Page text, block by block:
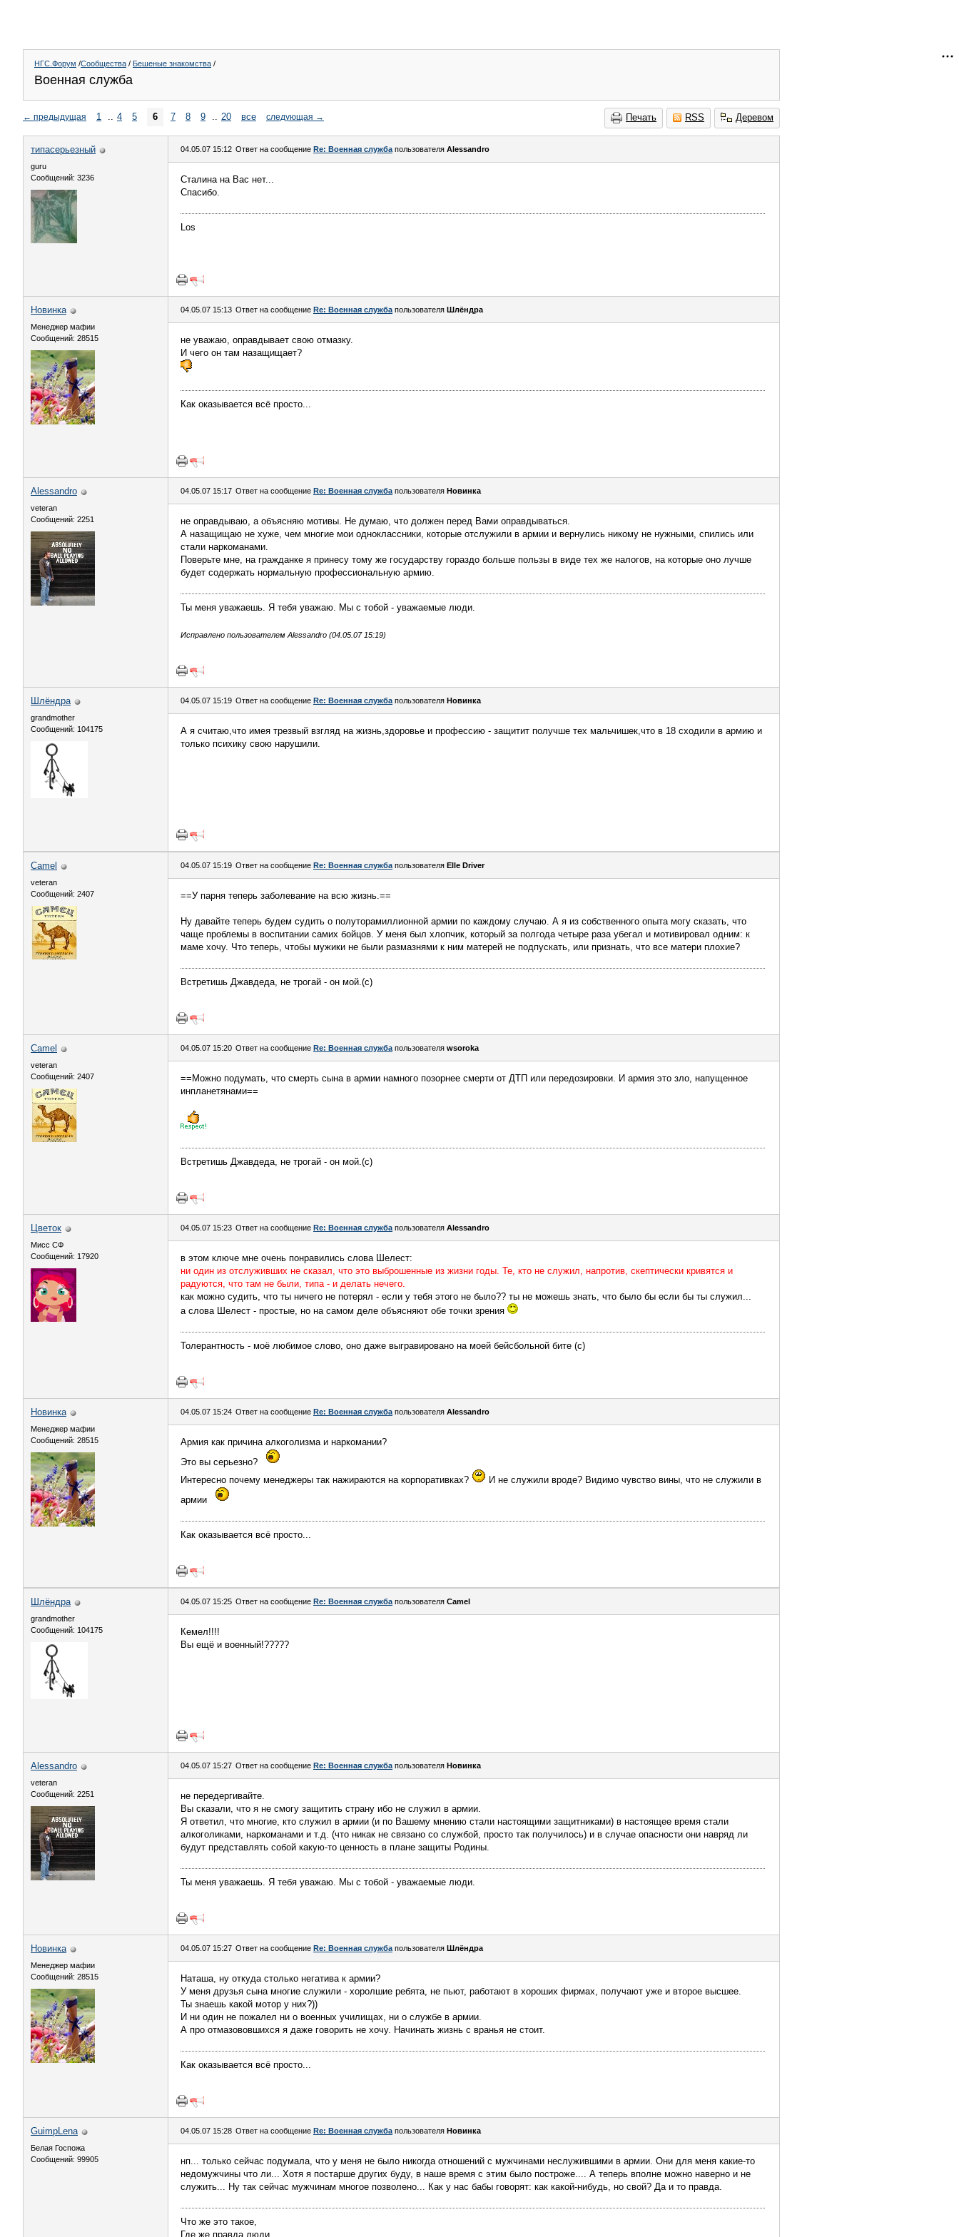
НГС.Форум /Сообщества / Бешеные знакомства /
Военная служба
Печать RSS Деревом
← предыдущая 1 .. 4 5 6 7 8 9 .. 20 все следующая →
типасерьезный
guru
Сообщений: 3236
04.05.07 15:12 Ответ на сообщение Re: Военная служба пользователя Alessandro
Сталина на Вас нет...
Спасибо.
Los
Новинка
Менеджер мафии
Сообщений: 28515
04.05.07 15:13 Ответ на сообщение Re: Военная служба пользователя Шлёндра
не уважаю, оправдывает свою отмазку.
И чего он там назащищает?
Как оказывается всё просто...
Alessandro
veteran
Сообщений: 2251
04.05.07 15:17 Ответ на сообщение Re: Военная служба пользователя Новинка
не оправдываю, а объясняю мотивы. Не думаю, что должен перед Вами оправдываться.
А назащищаю не хуже, чем многие мои одноклассники, которые отслужили в армии и вернулись никому не нужными, спились или
стали наркоманами.
Поверьте мне, на гражданке я принесу тому же государству гораздо больше пользы в виде тех же налогов, на которые оно лучше
будет содержать нормальную профессиональную армию.
Ты меня уважаешь. Я тебя уважаю. Мы с тобой - уважаемые люди.
Исправлено пользователем Alessandro (04.05.07 15:19)
Шлёндра
grandmother
Сообщений: 104175
04.05.07 15:19 Ответ на сообщение Re: Военная служба пользователя Новинка
А я считаю,что имея трезвый взгляд на жизнь,здоровье и профессию - защитит получше тех мальчишек,что в 18 сходили в армию и
только психику свою нарушили.
Camel
veteran
Сообщений: 2407
04.05.07 15:19 Ответ на сообщение Re: Военная служба пользователя Elle Driver
==У парня теперь заболевание на всю жизнь.==
Ну давайте теперь будем судить о полуторамиллионной армии по каждому случаю. А я из собственного опыта могу сказать, что
чаще проблемы в воспитании самих бойцов. У меня был хлопчик, который за полгода четыре раза убегал и мотивировал одним: к
маме хочу. Что теперь, чтобы мужики не были размазнями к ним матерей не подпускать, или признать, что все матери плохие?
Встретишь Джавдеда, не трогай - он мой.(с)
Camel
veteran
Сообщений: 2407
04.05.07 15:20 Ответ на сообщение Re: Военная служба пользователя wsoroka
==Можно подумать, что смерть сына в армии намного позорнее смерти от ДТП или передозировки. И армия это зло, напущенное
инпланетянами==
Встретишь Джавдеда, не трогай - он мой.(с)
Цветок
Мисс СФ
Сообщений: 17920
04.05.07 15:23 Ответ на сообщение Re: Военная служба пользователя Alessandro
в этом ключе мне очень понравились слова Шелест:
ни один из отслуживших не сказал, что это выброшенные из жизни годы. Те, кто не служил, напротив, скептически кривятся и
радуются, что там не были, типа - и делать нечего.
как можно судить, что ты ничего не потерял - если у тебя этого не было?? ты не можешь знать, что было бы если бы ты служил...
а слова Шелест - простые, но на самом деле объясняют обе точки зрения
Толерантность - моё любимое слово, оно даже выгравировано на моей бейсбольной бите (с)
Новинка
Менеджер мафии
Сообщений: 28515
04.05.07 15:24 Ответ на сообщение Re: Военная служба пользователя Alessandro
Армия как причина алкоголизма и наркомании?
Это вы серьезно?
Интересно почему менеджеры так нажираются на корпоративках?
И не служили вроде? Видимо чувство вины, что не служили в
армии
Как оказывается всё просто...
Шлёндра
grandmother
Сообщений: 104175
04.05.07 15:25 Ответ на сообщение Re: Военная служба пользователя Camel
Кемел!!!!
Вы ещё и военный!?????
Alessandro
veteran
Сообщений: 2251
04.05.07 15:27 Ответ на сообщение Re: Военная служба пользователя Новинка
не передергивайте.
Вы сказали, что я не смогу защитить страну ибо не служил в армии.
Я ответил, что многие, кто служил в армии (и по Вашему мнению стали настоящими защитниками) в настоящее время стали
алкоголиками, наркоманами и т.д. (что никак не связано со службой, просто так получилось) и в случае опасности они навряд ли
будут представлять собой какую-то ценность в плане защиты Родины.
Ты меня уважаешь. Я тебя уважаю. Мы с тобой - уважаемые люди.
Новинка
Менеджер мафии
Сообщений: 28515
04.05.07 15:27 Ответ на сообщение Re: Военная служба пользователя Шлёндра
Наташа, ну откуда столько негатива к армии?
У меня друзья сына многие служили - хоролшие ребята, не пьют, работают в хороших фирмах, получают уже и второе высшее.
Ты знаешь какой мотор у них?))
И ни один не пожалел ни о военных училищах, ни о службе в армии.
А про отмазововшихся я даже говорить не хочу. Начинать жизнь с вранья не стоит.
Как оказывается всё просто...
GuimpLena
Белая Госпожа
Сообщений: 99905
04.05.07 15:28 Ответ на сообщение Re: Военная служба пользователя Новинка
нп... только сейчас подумала, что у меня не было никогда отношений с мужчинами неслужившими в армии. Они для меня какие-то
недомужчины что ли... Хотя я постарше других буду, в наше время с этим было построже.... А теперь вполне можно наверно и не
служить... Ну так сейчас мужчинам многое позволено... Как у нас бабы говорят: как какой-нибудь, но свой? Да и то правда.
Что же это такое,
Где же правда люди